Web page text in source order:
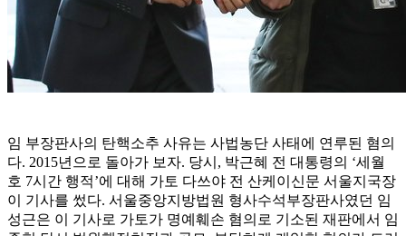
임 부장판사의 탄핵소추 사유는 사법농단 사태에 연루된 혐의
다. 2015년으로 돌아가 보자. 당시, 박근혜 전 대통령의 ‘세월
호 7시간 행적’에 대해 가토 다쓰야 전 산케이신문 서울지국장
이 기사를 썼다. 서울중앙지방법원 형사수석부장판사였던 임
성근은 이 기사로 가토가 명예훼손 혐의로 기소된 재판에서 임